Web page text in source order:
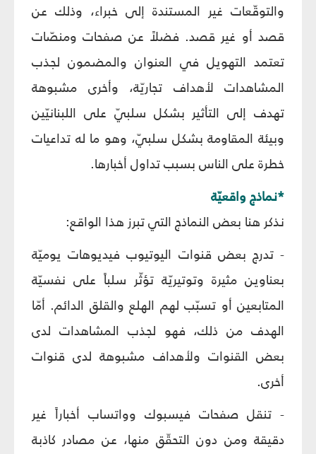
والتوقّعات غير المستندة إلى خبراء، وذلك عن
قصد أو غير قصد. فضلاً عن صفحات ومنصّات
تعتمد التهويل في العنوان والمضمون لجذب
المشاهدات لأهداف تجاريّة، وأخرى مشبوهة
تهدف إلى التأثير بشكل سلبيّ على اللبنانيّين
وبيئة المقاومة بشكل سلبيّ، وهو ما له تداعيات
خطرة على الناس بسبب تداول أخبارها.
*نماذج واقعيّة
نذكر هنا بعض النماذج التي تبرز هذا الواقع:
- تدرج بعض قنوات اليوتيوب فيديوهات يوميّة
بعناوين مثيرة وتوتيريّة تؤثّر سلباً على نفسيّة
المتابعين أو تسبّب لهم الهلع والقلق الدائم. أمّا
الهدف من ذلك، فهو لجذب المشاهدات لدى
بعض القنوات ولأهداف مشبوهة لدى قنوات
أخرى.
- تنقل صفحات فيسبوك وواتساب أخباراً غير
دقيقة ومن دون التحقّق منها، عن مصادر كاذبة